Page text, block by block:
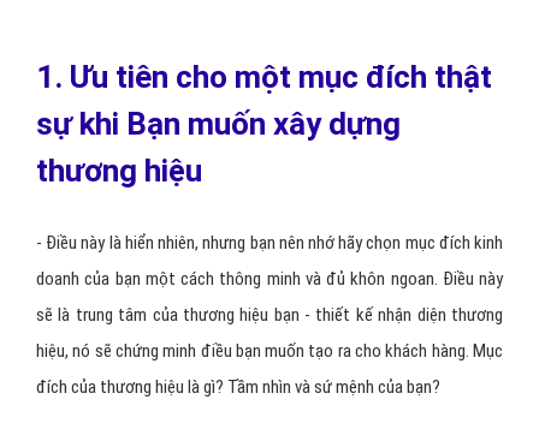
1. Ưu tiên cho một mục đích thật
sự khi Bạn muốn xây dựng
thương hiệu
- Điều này là hiển nhiên, nhưng bạn nên nhớ hãy chọn mục đích kinh
doanh của bạn một cách thông minh và đủ khôn ngoan. Điều này
sẽ là trung tâm của thương hiệu bạn - thiết kế nhận diện thương
hiệu, nó sẽ chứng minh điều bạn muốn tạo ra cho khách hàng. Mục
đích của thương hiệu là gì? Tầm nhìn và sứ mệnh của bạn?